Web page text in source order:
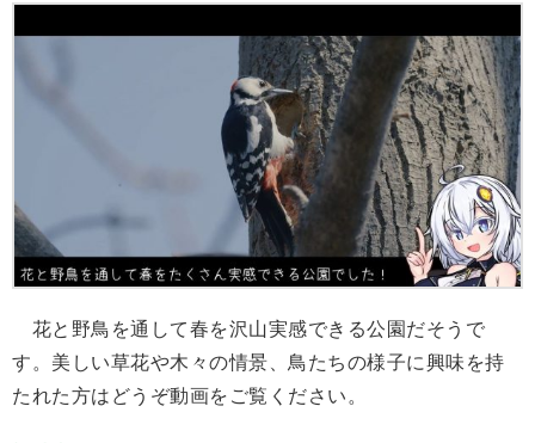
花と野鳥を通して春を沢山実感できる公園だそうで
す。美しい草花や木々の情景、鳥たちの様子に興味を持
たれた方はどうぞ動画をご覧ください。